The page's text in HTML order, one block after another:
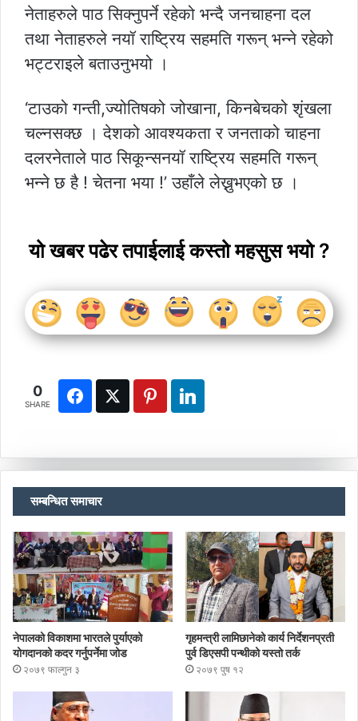
नेताहरुले पाठ सिक्नुपर्ने रहेको भन्दै जनचाहना दल
तथा नेताहरुले नयॉ राष्ट्रिय सहमति गरून् भन्ने रहेको
भट्टराइले बताउनुभयो ।
‘टाउको गन्ती,ज्योतिषको जोखाना, किनबेचको शृंखला
चल्नसक्छ । देशको आवश्यकता र जनताको चाहना
दलरनेताले पाठ सिकून्सनयॉ राष्ट्रिय सहमति गरून्
भन्ने छ है ! चेतना भया !’ उहाँले लेख्नुभएको छ ।
यो खबर पढेर तपाईलाई कस्तो महसुस भयो ?
0
SHARE
सम्बन्धित समाचार
नेपालको विकाशमा भारतले पुर्याएको
योगदानको कदर गर्नुपर्नेमा जोड
२०७९ फाल्गुन ३
गृहमन्त्री लामिछानेको कार्य निर्देशनप्रती
पुर्व डिएसपी पन्थीको यस्तो तर्क
२०७९ पुष १२